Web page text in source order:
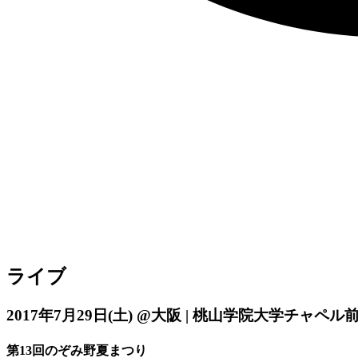
ライブ
2017年7月29日(土) @大阪 | 桃山学院大学チャペル
第13回のぞみ野夏まつり